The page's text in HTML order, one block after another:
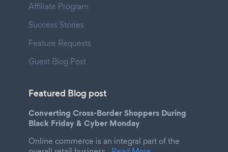
Affiliate Program
Success Stories
Feature Requests
Guest Blog Post
Featured Blog post
Converting Cross-Border Shoppers During
Black Friday & Cyber Monday
Online commerce is an integral part of the